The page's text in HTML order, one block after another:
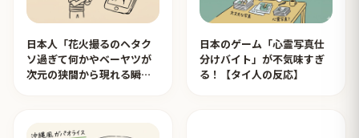
日本人「花火撮るのヘタク
ソ過ぎて何かやベーヤツが
次元の狭間から現れる瞬間
日本のゲーム「心霊写真仕
分けバイト」が不気味すぎ
る！【タイ人の反応】